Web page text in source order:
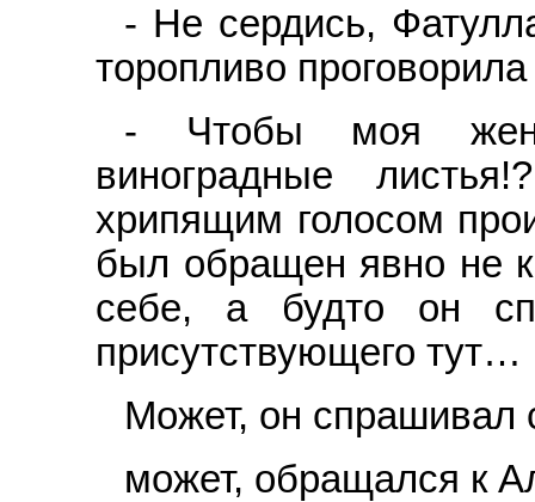
- Не сердись,
торопливо
- Чтобы моя
виноградные
хрипящим голосом
был обращен явно не
себе, а будто он
присутствующего тут…
Может, он спрашивал
может, обращался к